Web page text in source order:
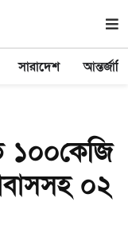
সারাদেশ
১০০কেজি
০২